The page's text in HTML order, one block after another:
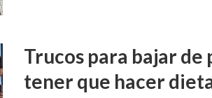
Trucos para bajar de
tener que hacer